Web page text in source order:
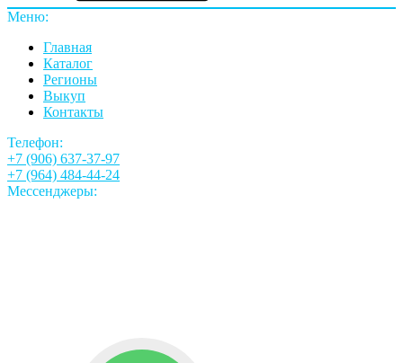
Меню:
Главная
Каталог
Регионы
Выкуп
Контакты
Телефон:
+7 (906) 637-37-97
+7 (964) 484-44-24
Мессенджеры: